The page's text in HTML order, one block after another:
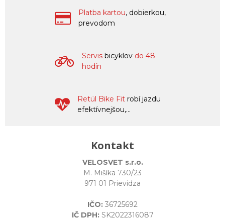
Platba kartou, dobierkou,
prevodom
Servis bicyklov do 48-
hodín
Retül Bike Fit robí jazdu
efektívnejšou,...
Kontakt
VELOSVET s.r.o.
M. Mišíka 730/23
971 01 Prievidza
IČO: 36725692
IČ DPH: SK2022316087